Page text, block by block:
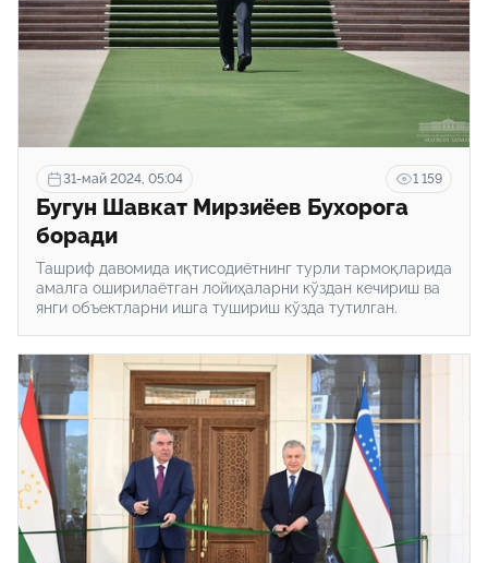
31-май 2024, 05:04 1 159
Бугун Шавкат Мирзиёев Бухорога
боради
Ташриф давомида иқтисодиётнинг турли тармоқларида
амалга оширилаётган лойиҳаларни кўздан кечириш ва
янги объектларни ишга тушириш кўзда тутилган.